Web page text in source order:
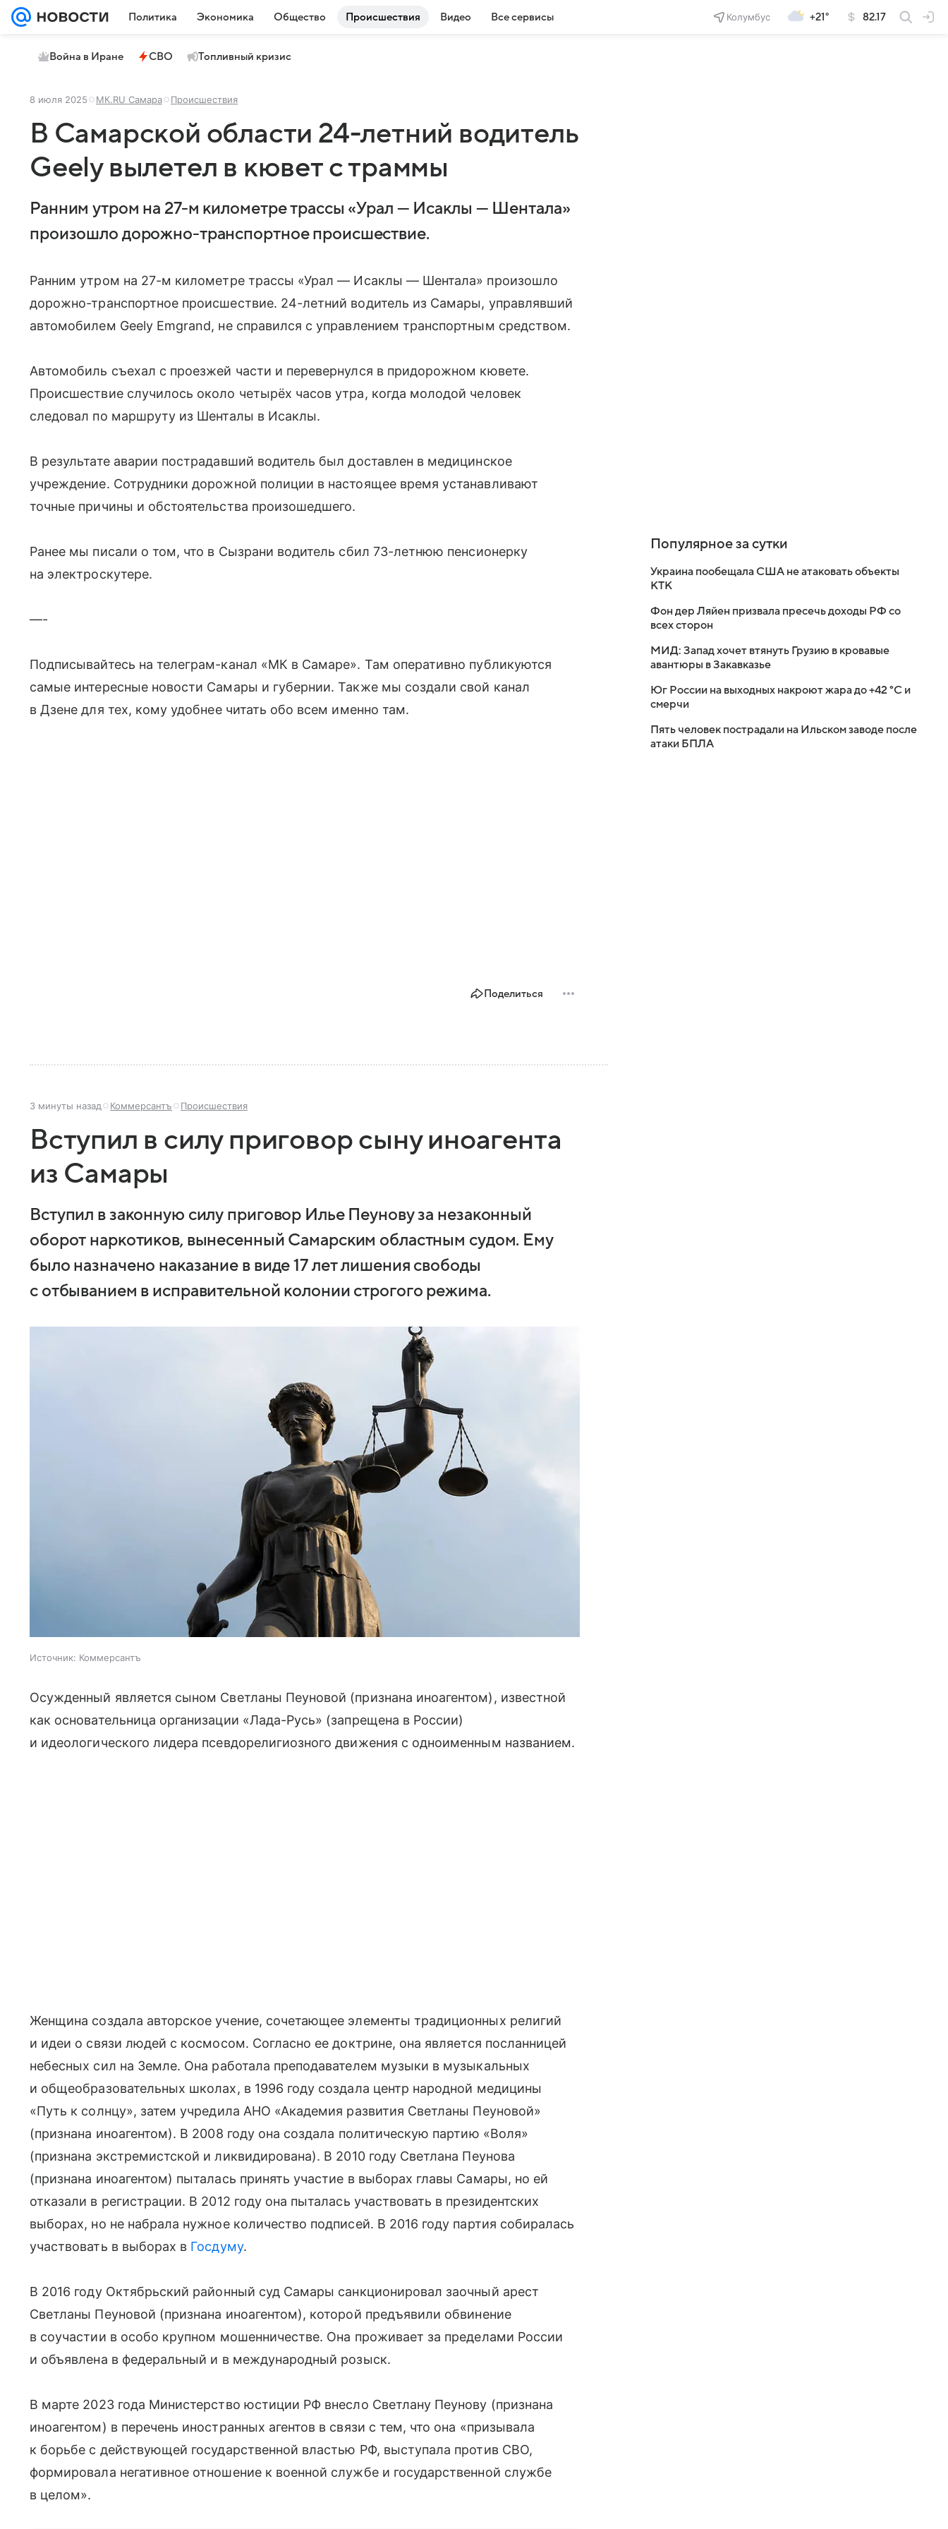
Политика Экономика Общество Происшествия Видео Все сервисы Колумбус +21° 82.17
Война в Иране СВО Топливный кризис
8 июля 2025 МК.RU Самара Происшествия
В Самарской области 24-летний водитель
Geely вылетел в кювет с траммы
Ранним утром на 27-м километре трассы «Урал — Исаклы — Шентала»
произошло дорожно-транспортное происшествие.
Ранним утром на 27-м километре трассы «Урал — Исаклы — Шентала» произошло
дорожно-транспортное происшествие. 24-летний водитель из Самары, управлявший
автомобилем Geely Emgrand, не справился с управлением транспортным средством.
Автомобиль съехал с проезжей части и перевернулся в придорожном кювете.
Происшествие случилось около четырёх часов утра, когда молодой человек
следовал по маршруту из Шенталы в Исаклы.
В результате аварии пострадавший водитель был доставлен в медицинское
учреждение. Сотрудники дорожной полиции в настоящее время устанавливают
точные причины и обстоятельства произошедшего.
Ранее мы писали о том, что в Сызрани водитель сбил 73-летнюю пенсионерку
на электроскутере.
—-
Подписывайтесь на телеграм-канал «МК в Самаре». Там оперативно публикуются
самые интересные новости Самары и губернии. Также мы создали свой канал
в Дзене для тех, кому удобнее читать обо всем именно там.
Поделиться
3 минуты назад Коммерсантъ Происшествия
Вступил в силу приговор сыну иноагента
из Самары
Вступил в законную силу приговор Илье Пеунову за незаконный
оборот наркотиков, вынесенный Самарским областным судом. Ему
было назначено наказание в виде 17 лет лишения свободы
с отбыванием в исправительной колонии строгого режима.
Источник: Коммерсантъ
Осужденный является сыном Светланы Пеуновой (признана иноагентом), известной
как основательница организации «Лада-Русь» (запрещена в России)
и идеологического лидера псевдорелигиозного движения с одноименным названием.
Женщина создала авторское учение, сочетающее элементы традиционных религий
и идеи о связи людей с космосом. Согласно ее доктрине, она является посланницей
небесных сил на Земле. Она работала преподавателем музыки в музыкальных
и общеобразовательных школах, в 1996 году создала центр народной медицины
«Путь к солнцу», затем учредила АНО «Академия развития Светланы Пеуновой»
(признана иноагентом). В 2008 году она создала политическую партию «Воля»
(признана экстремистской и ликвидирована). В 2010 году Светлана Пеунова
(признана иноагентом) пыталась принять участие в выборах главы Самары, но ей
отказали в регистрации. В 2012 году она пыталась участвовать в президентских
выборах, но не набрала нужное количество подписей. В 2016 году партия собиралась
участвовать в выборах в Госдуму.
В 2016 году Октябрьский районный суд Самары санкционировал заочный арест
Светланы Пеуновой (признана иноагентом), которой предъявили обвинение
в соучастии в особо крупном мошенничестве. Она проживает за пределами России
и объявлена в федеральный и в международный розыск.
В марте 2023 года Министерство юстиции РФ внесло Светлану Пеунову (признана
иноагентом) в перечень иностранных агентов в связи с тем, что она «призывала
к борьбе с действующей государственной властью РФ, выступала против СВО,
формировала негативное отношение к военной службе и государственной службе
в целом».
Популярное за сутки
Украина пообещала США не атаковать объекты
КТК
Фон дер Ляйен призвала пресечь доходы РФ со
всех сторон
МИД: Запад хочет втянуть Грузию в кровавые
авантюры в Закавказье
Юг России на выходных накроют жара до +42 °C и
смерчи
Пять человек пострадали на Ильском заводе после
атаки БПЛА